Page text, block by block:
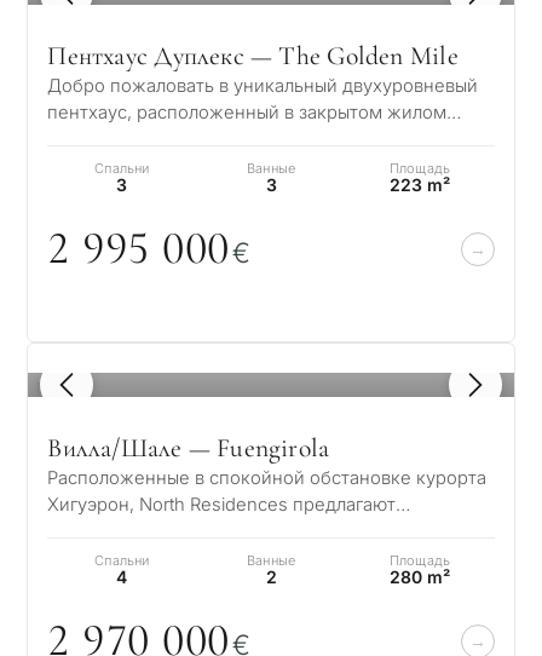
Пентхаус Дуплекс — The Golden Mile
Добро пожаловать в уникальный двухуровневый
пентхаус, расположенный в закрытом жилом
Спальни
3
Ванные
3
Площадь
223 m²
2 995 000€
1 / 8
Вилла/Шале — Fuengirola
Расположенные в спокойной обстановке курорта
Хигуэрон, North Residences предлагают
гармонично…
Спальни
4
Ванные
2
Площадь
280 m²
2 970 000€